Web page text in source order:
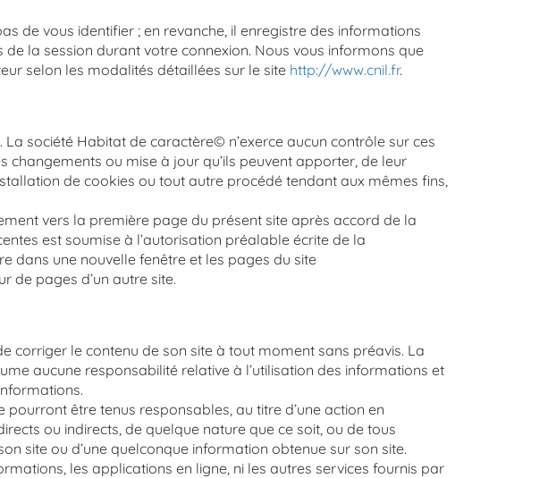
de vous identifier ; en revanche, il enregistre des informations
la session durant votre connexion. Nous vous informons que
selon les modalités détaillées sur le site http://www.cnil.fr.
La société Habitat de caractère© n’exerce aucun contrôle sur ces
ou mise à jour qu’ils peuvent apporter, de leur
de cookies ou tout autre procédé tendant aux mêmes fins,
vers la première page du présent site après accord de la
est soumise à l’autorisation préalable écrite de la
dans une nouvelle fenêtre et les pages du site
de pages d’un autre site.
le contenu de son site à tout moment sans préavis. La
aucune responsabilité relative à l’utilisation des informations et
être tenus responsables, au titre d’une action en
ou indirects, de quelque nature que ce soit, ou de tous
site ou d’une quelconque information obtenue sur son site.
les applications en ligne, ni les autres services fournis par